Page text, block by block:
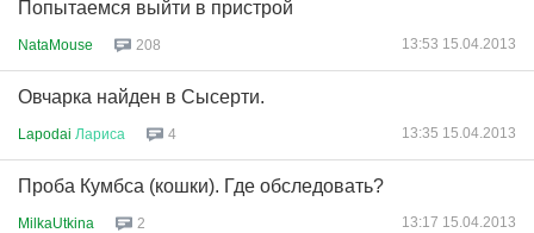
Попытаемся выйти в пристрой
NataMouse 208 13:53 15.04.2013
Овчарка найден в Сысерти.
Lapodai Лариса 4 13:35 15.04.2013
Проба Кумбса (кошки). Где обследовать?
MilkaUtkina 2 13:17 15.04.2013